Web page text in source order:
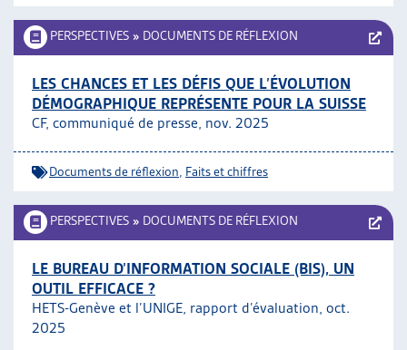
PERSPECTIVES » DOCUMENTS DE RÉFLEXION
LES CHANCES ET LES DÉFIS QUE L’ÉVOLUTION
DÉMOGRAPHIQUE REPRÉSENTE POUR LA SUISSE
CF, communiqué de presse, nov. 2025
Documents de réflexion Faits et chiffres
PERSPECTIVES » DOCUMENTS DE RÉFLEXION
LE BUREAU D’INFORMATION SOCIALE (BIS), UN
OUTIL EFFICACE ?
HETS-Genève et l’UNIGE, rapport d’évaluation, oct.
2025